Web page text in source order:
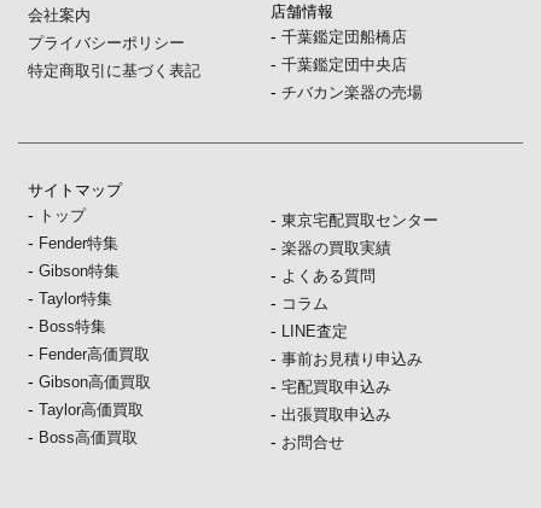
会社案内
プライバシーポリシー
特定商取引に基づく表記
店舗情報
- 千葉鑑定団船橋店
- 千葉鑑定団中央店
- チバカン楽器の売場
サイトマップ
- トップ
- Fender特集
-Gibson特集
-Taylor特集
- Boss特集
- Fender高価買取
-Gibson高価買取
-Taylor高価買取
- Boss高価買取
- 東京宅配買取センター
- 楽器の買取実績
- よくある質問
- コラム
- LINE査定
- 事前お見積り申込み
- 宅配買取申込み
- 出張買取申込み
- お問合せ